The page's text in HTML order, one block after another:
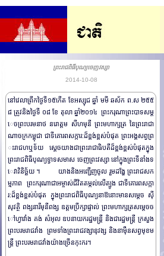
ព្រះរាជពិធីបុណ្យចេញវស្សា
2014-10-08
នៅវេលាព្រឹកថ្ងៃទី១៥កើត ខែអស្សុជ ឆ្នាំ មមី ឆស័ក ព.ស ២៥៥
៨ ត្រូវនិងថ្ងៃទី ០៨ ខែ តុលា ឆ្នាំ២០១៤ ព្រះករុណាព្រះបាទសម្ត
េចព្រះបរមនាថ នរោត្តម សីហមុនី ព្រះមហាក្សត្រ នៃព្រះរាជា
ណាចក្រកម្ពុជា ជាទីគោរពសក្ការ:ដ៏ខ្ពង់ខ្ពស់បំផុត ព្រះអង្គសព្វព្រ
ះរាជហឬទ័យ ​ស្តេចយាងជាព្រះរាជាធិបតីដ៏ខ្ពង់ខ្ពស់បំផុតក្នុង
ព្រះរាជពិធីបុណ្យទ្វាទសមាស ចេញព្រះវស្សា នៅក្នុងព្រះទីនាំងទ
េវាវិនិច្ឆ័យ ។ យាងនិងអញ្ជើញចូល រួមដង្ហែ ព្រះរាជសក
ម្មភាព ព្រះករុណាជាអម្ចាស់ជីវិតតម្កល់លើត្បូង ជាទីគោរពសក្កា
រ:ដ៏ខ្ពង់ខ្ពស់បំផុត ក្នុងព្រះរាជពិធីបុណ្យនាឱនោះមាន​សម្តេច ស៊ី
សុវត្ថិ ពង្សនារីមុនីពង្ស​ ឧត្តមប្រឹក្សាផ្ទាល់ ព្រះមហាក្សត្រសម្តេចច
ៅហ្វាវាំង គង់ សំអុល ឧបនាយករដ្ឋមន្រ្តី និងជារដ្ឋមន្រ្តី ក្រសួង
ព្រះបរមរាជវាំង ព្រមទាំងព្រះរាជវង្សា​​នុ​វង្ស និងនាម៉ឺនសព្វមុខម
ន្រ្តី ព្រះបរមរាជវាំងយ៉ាងច្រើនកុះករ។